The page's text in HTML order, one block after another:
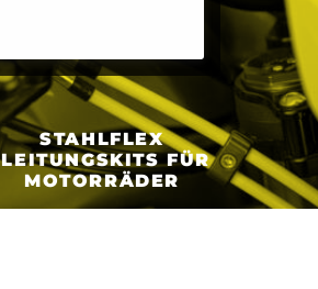
STAHLFLEX
FÜR
MOTORRÄDER